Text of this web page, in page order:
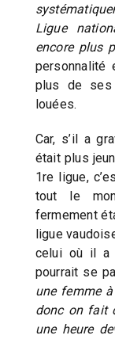
Ligue
encore plus
personnalité
plus de ses
louées.
Car, s’il a
était plus
1re ligue,
tout le
fermement
ligue
celui où il a
pourrait se
une femme
donc on fait
une heure